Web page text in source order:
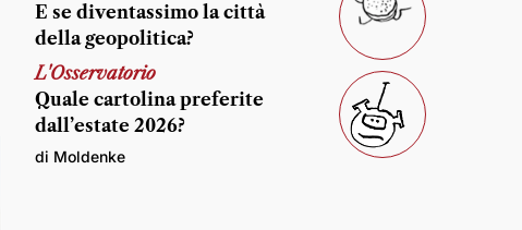
E se diventassimo la città
della geopolitica?
L'Osservatorio
Quale cartolina preferite
dall’estate 2026?
di Moldenke